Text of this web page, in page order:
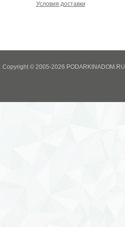
Условия доставки
Copyright © 2005-2026 PODARKINADOM.RU